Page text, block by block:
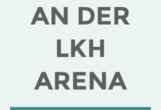
AN DER
LKH
ARENA